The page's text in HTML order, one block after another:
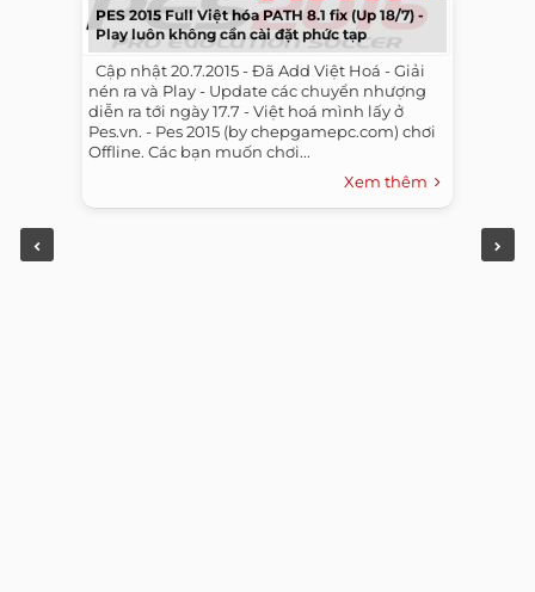
PES 2015 Full Việt hóa PATH 8.1 fix (Up 18/7) -
Play luôn không cần cài đặt phức tạp
​ ​ Cập nhật 20.7.2015 - Đã Add Việt Hoá - Giải
nén ra và Play - Update các chuyển nhượng
diễn ra tới ngày 17.7 - Việt hoá mình lấy ở
Pes.vn. - Pes 2015 (by chepgamepc.com) chơi
Offline. Các bạn muốn chơi...
Xem thêm